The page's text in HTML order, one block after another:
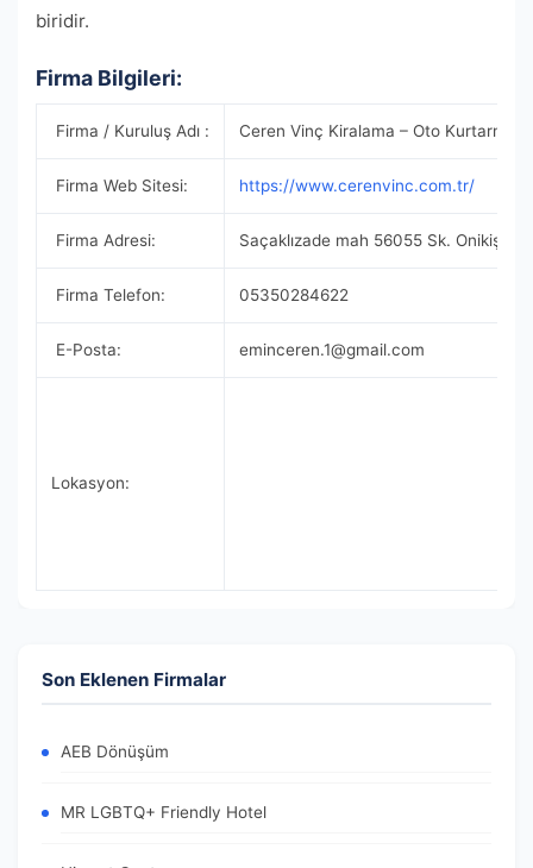
biridir.
Firma Bilgileri:
Firma / Kuruluş Adı : Ceren Vinç Kiralama – Oto Kurtarma
Firma Web Sitesi: https://www.cerenvinc.com.tr/
Firma Adresi: Saçaklızade mah 56055 Sk.
Firma Telefon: 05350284622
E-Posta: eminceren.1@gmail.com
Lokasyon:
Son Eklenen Firmalar
AEB Dönüşüm
MR LGBTQ+ Friendly Hotel